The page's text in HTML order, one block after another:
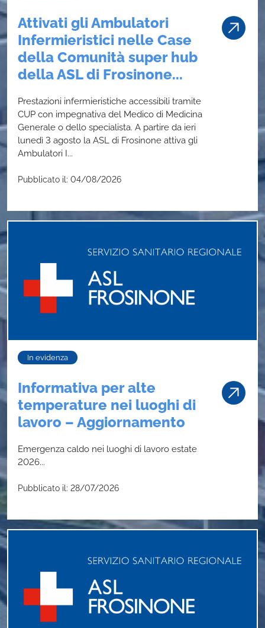
Attivati gli Ambulatori
Infermieristici nelle Case
della Comunità super hub
della ASL di Frosinone...
Prestazioni infermieristiche accessibili tramite
CUP con impegnativa del Medico di Medicina
Generale o dello specialista. A partire da ieri
lunedì 3 agosto la ASL di Frosinone attiva gli
Ambulatori I...
Pubblicato il: 04/08/2026
In evidenza
Informativa per alte
temperature nei luoghi di
lavoro – Aggiornamento
Emergenza caldo nei luoghi di lavoro estate
2026...
Pubblicato il: 28/07/2026